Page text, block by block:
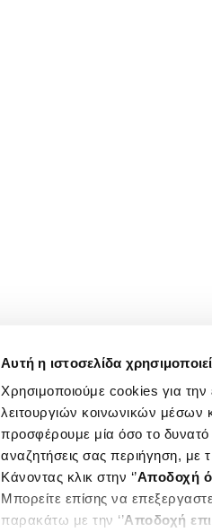
Αυτή η ιστοσελίδα
Χρησιμοποιούμε cookies για
λειτουργιών κοινωνικών μέσων
προσφέρουμε μία όσο το δυνατό
αναζητήσεις σας περιήγηση, με
Κάνοντας κλικ στην ‘’Αποδοχή
Μπορείτε επίσης να
παρακάτω με την ‘’Αποδοχή